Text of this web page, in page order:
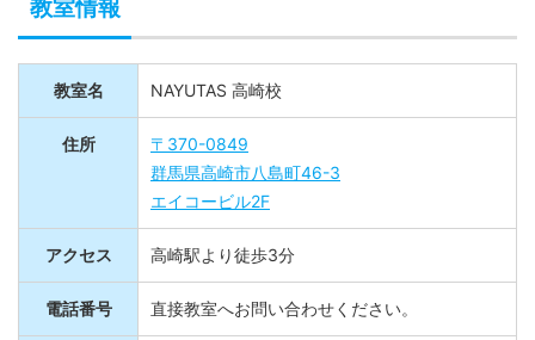
教室情報
教室名 NAYUTAS 高崎校
住所
〒370-0849
群馬県高崎市八島町46-3
エイコービル2F
アクセス 高崎駅より徒歩3分
電話番号 直接教室へお問い合わせください。